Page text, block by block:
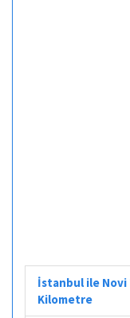
İstanbul ile Novi
Kilometre